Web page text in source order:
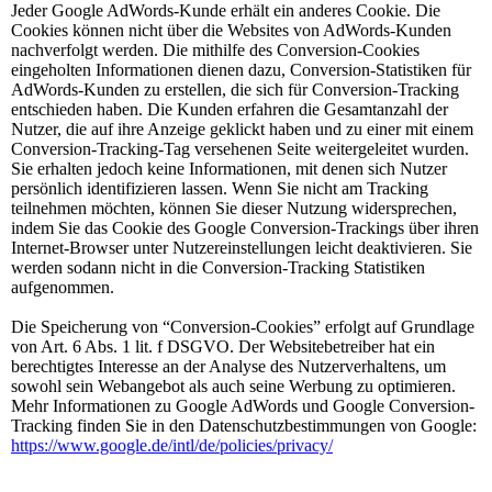
Jeder Google AdWords-Kunde erhält ein anderes Cookie. Die
Cookies können nicht über die Websites von AdWords-Kunden
nachverfolgt werden. Die mithilfe des Conversion-Cookies
eingeholten Informationen dienen dazu, Conversion-Statistiken für
AdWords-Kunden zu erstellen, die sich für Conversion-Tracking
entschieden haben. Die Kunden erfahren die Gesamtanzahl der
Nutzer, die auf ihre Anzeige geklickt haben und zu einer mit einem
Conversion-Tracking-Tag versehenen Seite weitergeleitet wurden.
Sie erhalten jedoch keine Informationen, mit denen sich Nutzer
persönlich identifizieren lassen. Wenn Sie nicht am Tracking
teilnehmen möchten, können Sie dieser Nutzung widersprechen,
indem Sie das Cookie des Google Conversion-Trackings über ihren
Internet-Browser unter Nutzereinstellungen leicht deaktivieren. Sie
werden sodann nicht in die Conversion-Tracking Statistiken
aufgenommen.
Die Speicherung von “Conversion-Cookies” erfolgt auf Grundlage
von Art. 6 Abs. 1 lit. f DSGVO. Der Websitebetreiber hat ein
berechtigtes Interesse an der Analyse des Nutzerverhaltens, um
sowohl sein Webangebot als auch seine Werbung zu optimieren.
Mehr Informationen zu Google AdWords und Google Conversion-
Tracking finden Sie in den Datenschutzbestimmungen von Google:
https://www.google.de/intl/de/policies/privacy/